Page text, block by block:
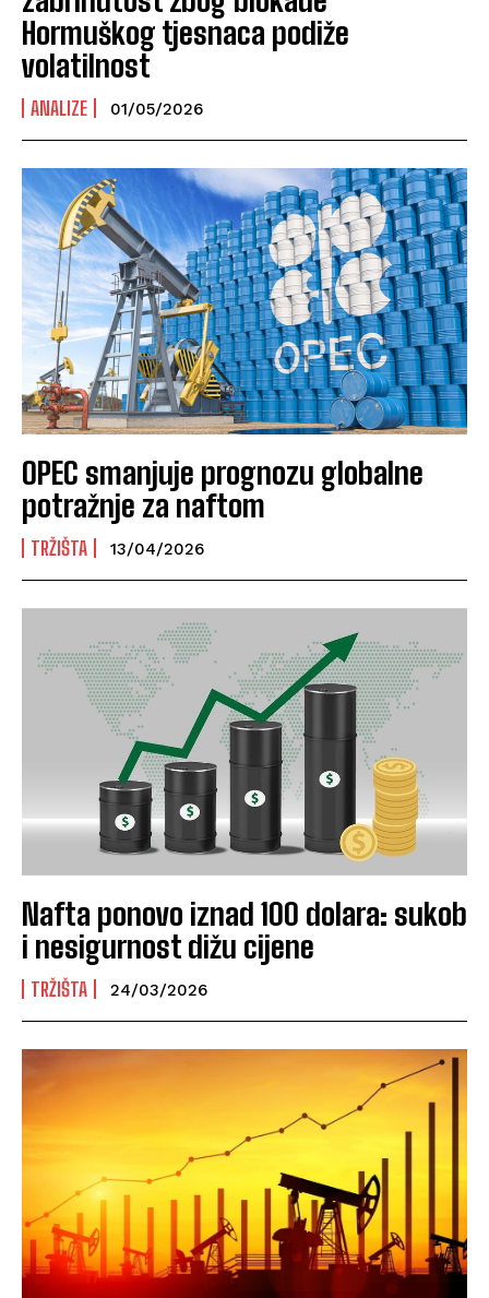
Hormuškog tjesnaca podiže
volatilnost
ANALIZE 01/05/2026
OPEC smanjuje prognozu globalne
potražnje za naftom
TRŽIŠTA 13/04/2026
Nafta ponovo iznad 100 dolara: sukob
i nesigurnost dižu cijene
TRŽIŠTA 24/03/2026